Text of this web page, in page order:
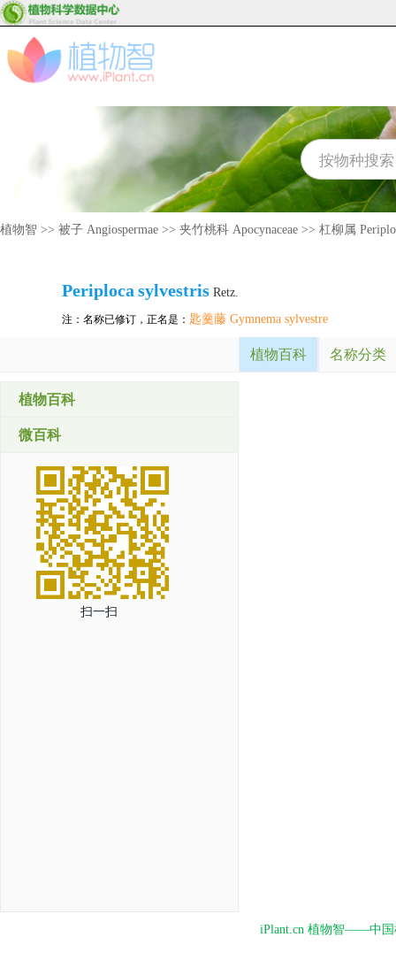
植物智 >> 被子 Angiospermae >> 夹竹桃科 Apocynaceae >> 杠柳属
Periploca sylvestris Retz.
注：名称已修订，正名是： 匙羹藤 Gymnema sylvestre
植物百科 名称分类
植物百科
微百科
扫一扫
iPlant.cn 植物智——中国